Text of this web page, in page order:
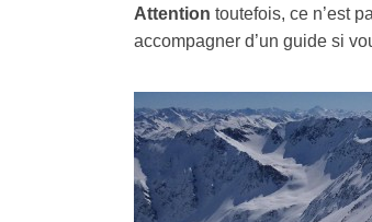
Attention toutefois, ce n’est
accompagner d’un guide si